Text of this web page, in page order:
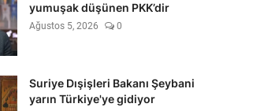
yumuşak düşünen PKK’dir
Ağustos 5, 2026 0
Suriye Dışişleri Bakanı Şeybani
yarın Türkiye'ye gidiyor